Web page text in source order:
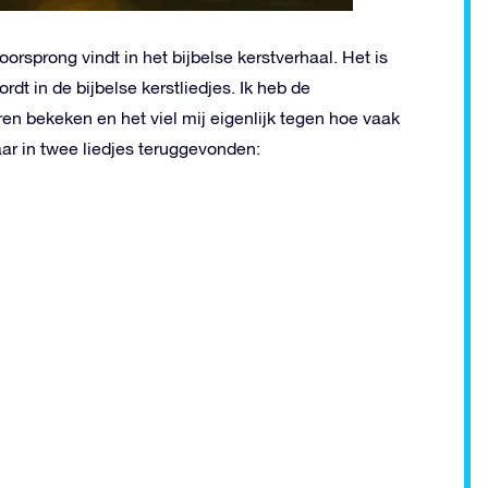
vindt in het bijbelse kerstverhaal. Het is
in de bijbelse kerstliedjes. Ik heb de
bekeken en het viel mij eigenlijk tegen hoe vaak
in twee liedjes teruggevonden: